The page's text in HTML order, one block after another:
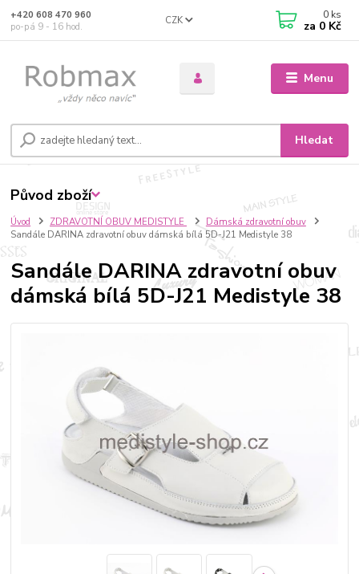
Menu
CZK
Hledat
+420 608 470 960
po-pá 9 - 16 hod.
0 ks
za 0 Kč
Úvod ZDRAVOTNÍ OBUV MEDISTYLE
Dámská zdravotní obuv
Sandále DARINA zdravotní obuv dámská bílá 5D-J21 Medistyle 38
Sandále DARINA zdravotní obuv
dámská bílá 5D-J21 Medistyle 38
Původ zboží